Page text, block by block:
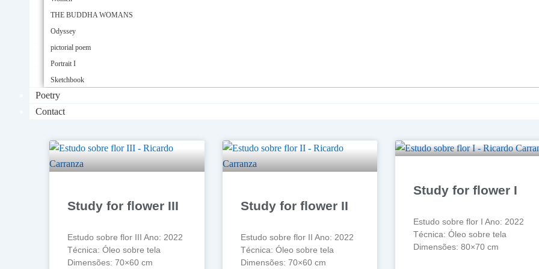
THE BUDDHA WOMANS
Odyssey
pictorial poem
Portrait I
Sketchbook
Poetry
Contact
Study for flower III
Estudo sobre flor III Ano: 2022
Técnica: Óleo sobre tela
Dimensões: 70×60 cm
Study for flower II
Estudo sobre flor II Ano: 2022
Técnica: Óleo sobre tela
Dimensões: 70×60 cm
Study for flower I
Estudo sobre flor I Ano: 2022
Técnica: Óleo sobre tela
Dimensões: 80×70 cm